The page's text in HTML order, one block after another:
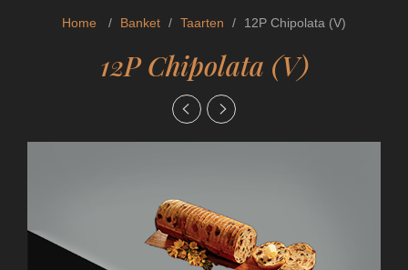
Home / Banket / Taarten / 12P Chipolata (V)
12P Chipolata (V)